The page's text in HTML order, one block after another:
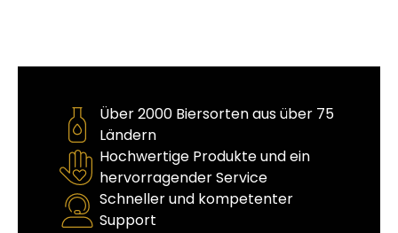
Über 2000 Biersorten aus über 75
Ländern
Hochwertige Produkte und ein
hervorragender Service
Schneller und kompetenter
Support